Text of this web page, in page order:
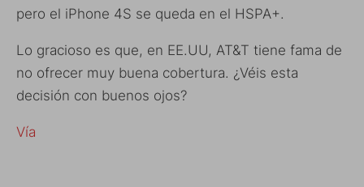
pero el iPhone 4S se queda en el HSPA+.
Lo gracioso es que, en EE.UU, AT&T tiene fama de
no ofrecer muy buena cobertura. ¿Véis esta
decisión con buenos ojos?
Vía